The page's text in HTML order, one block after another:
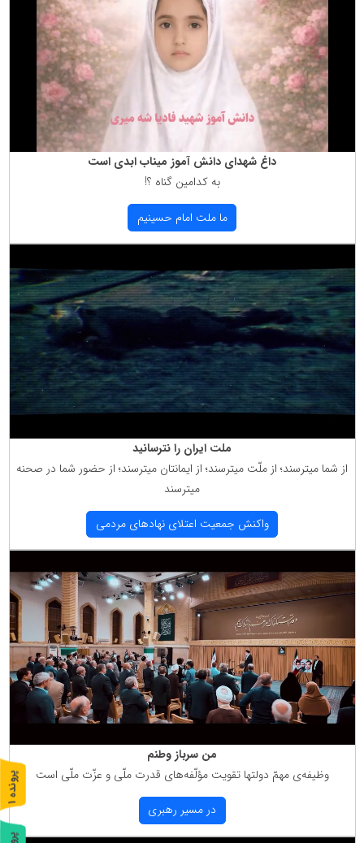
داغ شهدای دانش آموز میناب ابدی است
به كدامین گناه ؟!
ما ملت امام حسینیم
ملت ایران را نترسانید
از شما میترسند؛ از ملّت میترسند؛ از ایمانتان میترسند؛ از حضور شما در صحنه
میترسند
واكنش جمعیت اعتلای نهادهای مردمی
من سرباز وطنم
وظیفه‌ی مهمّ دولتها تقویت مؤلّفه‌های قدرت ملّی و عزّت ملّی است
در مسیر رهبری
پ
ر
و
ن
د
ه
1